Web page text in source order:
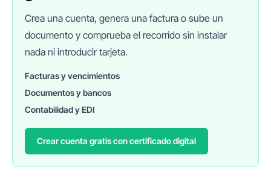
Crea una cuenta, genera una factura o sube un
documento y comprueba el recorrido sin instalar
nada ni introducir tarjeta.
Facturas y vencimientos
Documentos y bancos
Contabilidad y EDI
Crear cuenta gratis con certificado digital
FINANEDI
Hablemos ahora
Pedir información sobre FinanEDI